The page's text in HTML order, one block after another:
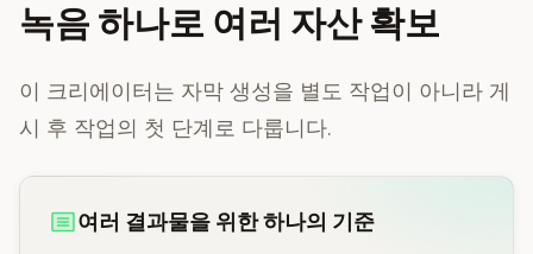
녹음 하나로 여러 자산 확보
이 크리에이터는 자막 생성을 별도 작업이 아니라 게
시 후 작업의 첫 단계로 다룹니다.
여러 결과물을 위한 하나의 기준